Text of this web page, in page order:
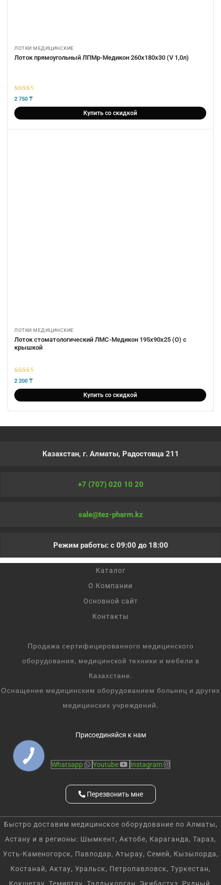
ЛОТКИ МЕДИЦИНСКИЕ
Лоток прямоугольный ЛПМр-Медикон 260х180х30 (V 1,0л)
5 из 5
2 750 ₸
Купить со скидкой
ЛОТКИ МЕДИЦИНСКИЕ
Лоток стоматологический ЛМС-Медикон 195х90х25 (О) с
крышкой
5 из 5
2 200 ₸
Купить со скидкой
Казахстан, г. Алматы, Радостовца 211
+7 (707) 020 10 20
sale@tez-pharm.kz
Режим работы: с 09:00 до 18:00
Каталог
О Компании
Основной сайт
Контакты
Продажа сертифицированного медицинского
оборудования, медицинской техники и мебели в
Казахстане.
Оснащение медицинским оборудованием больниц и других
медицинских учреждений.
Присоединяйся к нам
Whatsapp Youtube Instagram
Перезвонить мне
Быстро доставим медицинское оборудование по Алматы,
Астану и в регионы: Шымкент, Актобе, Караганда, Тараз,
Усть-Каменогорск, Павлодар, Атырау, Семей, Кызылорда,
Костанай, Актау, Уральск, Петропавловск, Туркестан,